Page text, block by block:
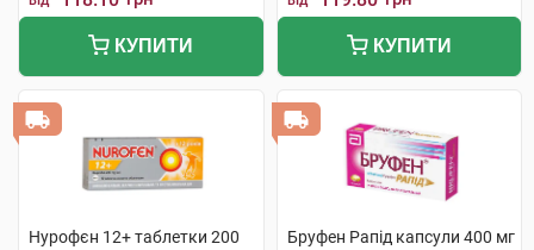
КУПИТИ КУПИТИ
Нурофєн 12+ таблетки 200
Бруфен Рапід капсули 400 мг